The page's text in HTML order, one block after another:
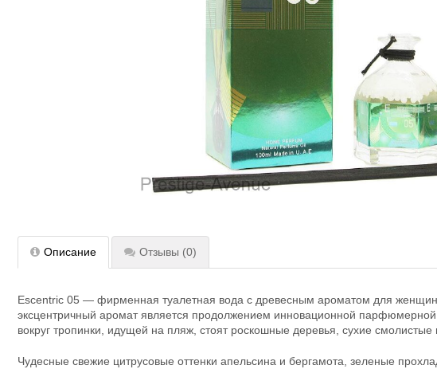
Описание Отзывы (0)
Escentric 05 — фирменная туалетная вода с древесным ароматом для
эксцентричный аромат является продолжением инновационной
вокруг тропинки, идущей на пляж, стоят роскошные деревья, сухие
Чудесные свежие цитрусовые оттенки апельсина и бергамота, зеленые